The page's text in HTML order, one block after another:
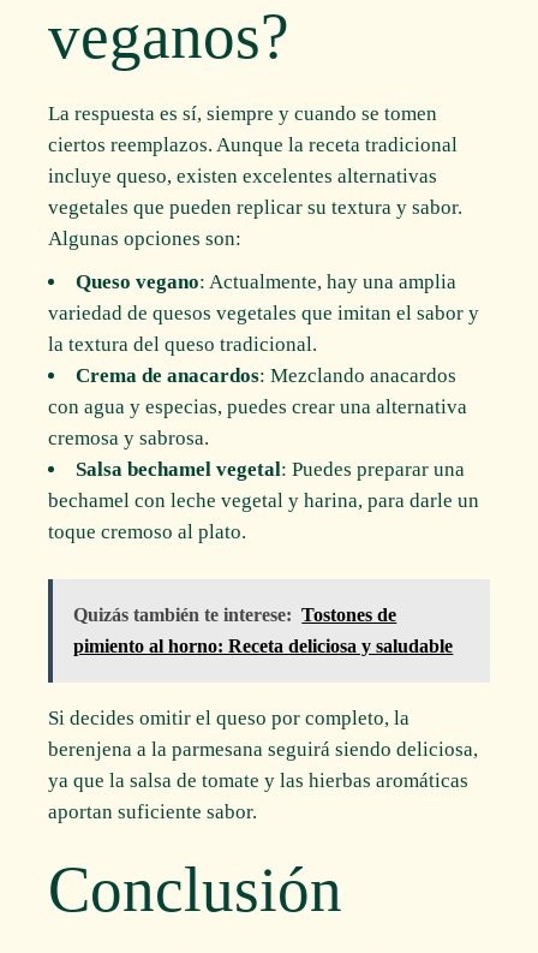
veganos?
La respuesta es sí, siempre y cuando se tomen
ciertos reemplazos. Aunque la receta tradicional
incluye queso, existen excelentes alternativas
vegetales que pueden replicar su textura y sabor.
Algunas opciones son:
Queso vegano: Actualmente, hay una amplia
variedad de quesos vegetales que imitan el sabor y
la textura del queso tradicional.
Crema de anacardos: Mezclando anacardos
con agua y especias, puedes crear una alternativa
cremosa y sabrosa.
Salsa bechamel vegetal: Puedes preparar una
bechamel con leche vegetal y harina, para darle un
toque cremoso al plato.
Quizás también te interese: Tostones de
pimiento al horno: Receta deliciosa y saludable
Si decides omitir el queso por completo, la
berenjena a la parmesana seguirá siendo deliciosa,
ya que la salsa de tomate y las hierbas aromáticas
aportan suficiente sabor.
Conclusión